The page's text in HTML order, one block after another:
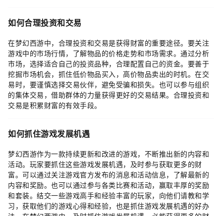
如何合理投资和交易
在梦幻西游中，合理投资和交易是获得财富的重要途径。要关注
游戏中的市场行情，了解物品的价格走势和市场需求。通过分析
市场，选择适合自己的投资品种，合理配置自己的资金。要善于
挖掘市场机会，抓住低价物品买入，高价物品卖出的时机。在交
易时，要谨慎选择交易伙伴，避免受骗和损失。也可以参与组织
的集体交易，借助群体的力量获得更好的交易结果。合理投资和
交易是积累财富的有效手段。
如何抓住游戏发展机遇
梦幻西游作为一款持续更新和改进的游戏，不断推出新的内容和
活动。玩家要抓住这些游戏发展机遇，及时参与获取更多的财
富。可以通过关注游戏官方发布的消息和活动信息，了解最新的
内容和奖励。也可以通过参与各类比赛和活动，赢取丰厚的奖励
和套装。结交一些游戏高手和经验丰富的玩家，向他们请教和学
习，获取他们的游戏心得和经验，也是抓住游戏发展机遇的好办